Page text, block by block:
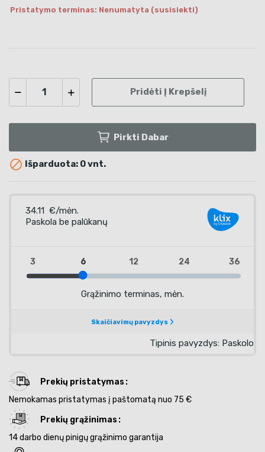
Pristatymo terminas: Nenumatyta (susisiekti)
Pridėti Į Krepšelį
Pirkti Dabar
 Išparduota: 0 vnt.
Prekių pristatymas
Nemokamas pristatymas į paštomatą nuo 75 €
Prekių grąžinimas
14 darbo dienų pinigų grąžinimo garantija